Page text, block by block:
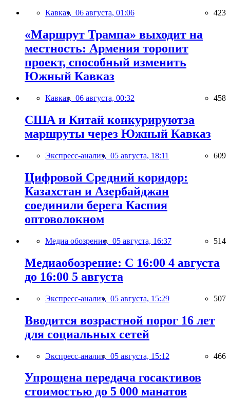
Кавказ, 06 августа, 01:06 423
«Маршрут Трампа» выходит на
местность: Армения торопит
проект, способный изменить
Южный Кавказ
Кавказ, 06 августа, 00:32 458
США и Китай конкурируютза
маршруты через Южный Кавказ
Экспресс-анализ, 05 августа, 18:11 609
Цифровой Средний коридор:
Казахстан и Азербайджан
соединили берега Каспия
оптоволокном
Медиа обозрение, 05 августа, 16:37 514
Медиаобозрение: С 16:00 4 августа
до 16:00 5 августа
Экспресс-анализ, 05 августа, 15:29 507
Вводится возрастной порог 16 лет
для социальных сетей
Экспресс-анализ, 05 августа, 15:12 466
Упрощена передача госактивов
стоимостью до 5 000 манатов